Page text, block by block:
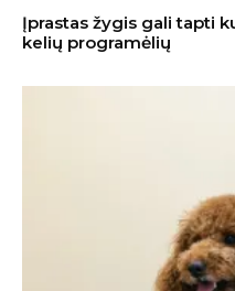
Įprastas žygis gali tapti
kelių programėlių